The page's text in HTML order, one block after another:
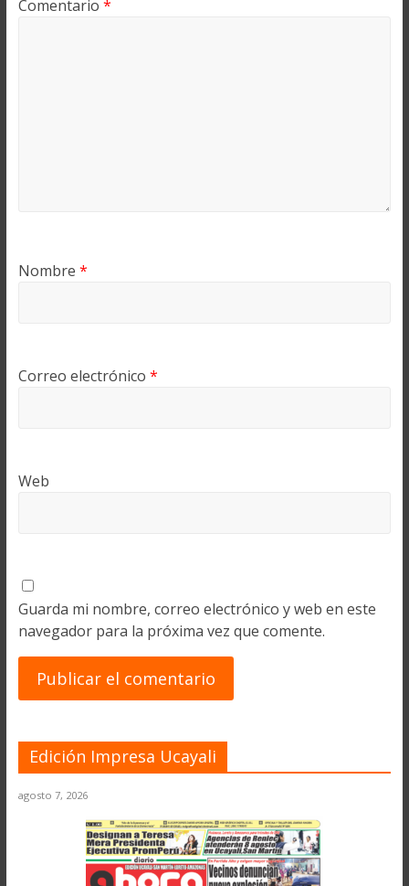
Comentario *
Nombre *
Correo electrónico *
Web
Guarda mi nombre, correo electrónico y web en este
navegador para la próxima vez que comente.
Edición Impresa Ucayali
agosto 7, 2026